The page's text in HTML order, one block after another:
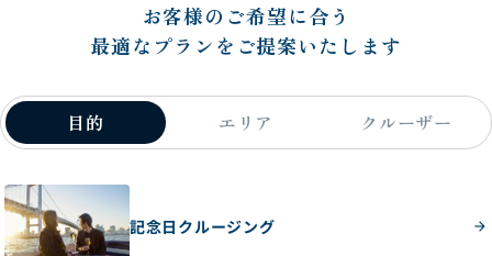
お客様のご希望に合う
最適なプランをご提案いたします
目的 エリア クルーザー
記念日クルージング